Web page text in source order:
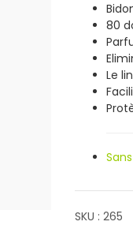
80
Le
SKU : 265